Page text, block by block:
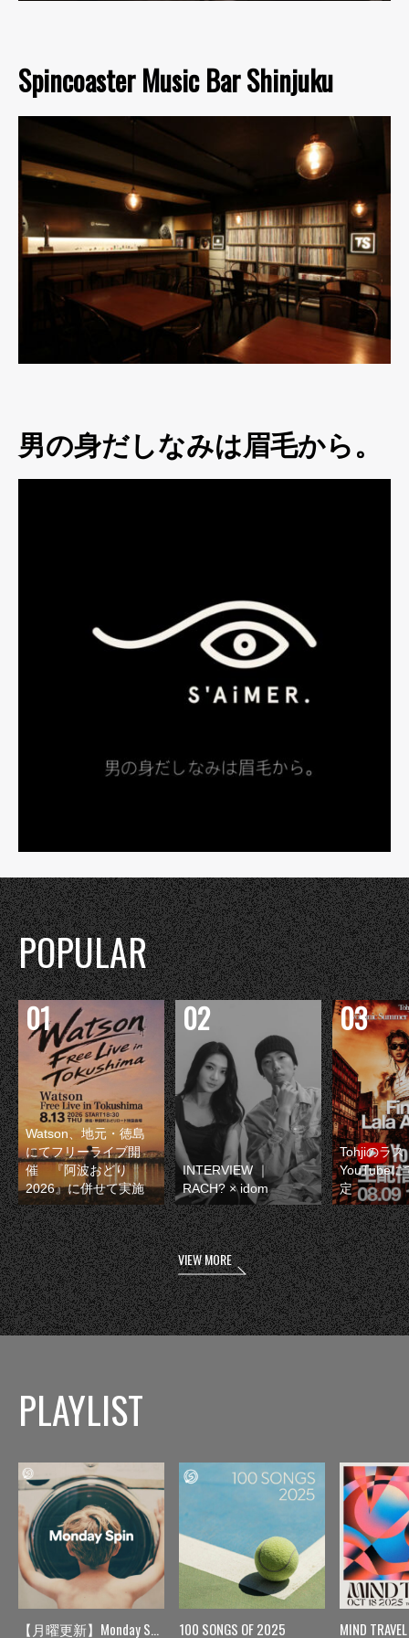
Spincoaster Music Bar Shinjuku
男の身だしなみは眉毛から。
POPULAR
Watson、地元・徳島
にてフリーライブ開
催 『阿波おどり
2026』に併せて実施
INTERVIEW ｜
RACH? × idom
Tohjiのラス
YouTubeに
定
VIEW MORE
PLAYLIST
【月曜更新】Monday Spin 100 SONGS OF 2025 MIND TRAVEL